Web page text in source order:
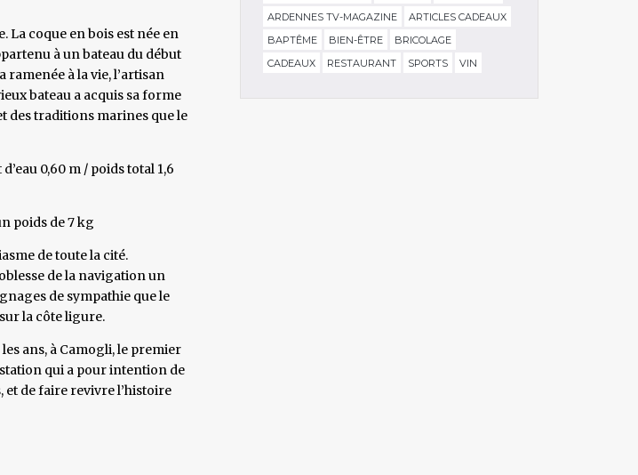
La coque en bois est née en
à un bateau du début
ramenée à la vie, l’artisan
bateau a acquis sa forme
des traditions marines que le
0,60 m / poids total 1,6
poids de 7 kg
de toute la cité.
de la navigation un
de sympathie que le
la côte ligure.
ans, à Camogli, le premier
qui a pour intention de
et de faire revivre l’histoire
ARDENNES TV-MAGAZINE
ARTICLES CADEAUX
BAPTÊME
BIEN-ÊTRE
BRICOLAGE
CADEAUX
RESTAURANT SPORTS VIN